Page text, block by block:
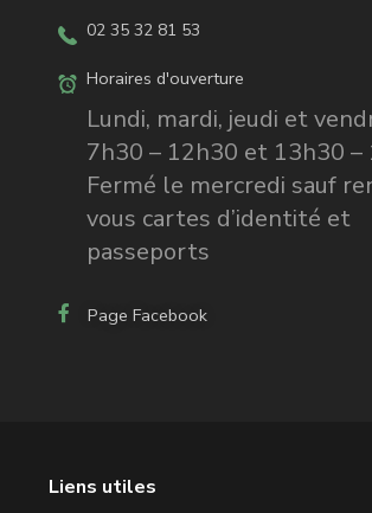
02 35 32 81 53
Horaires d'ouverture
Lundi, mardi, jeudi et
7h30 – 12h30 et 13h30 –
Fermé le mercredi sauf
vous cartes d’identité et
passeports
Page Facebook
Liens utiles